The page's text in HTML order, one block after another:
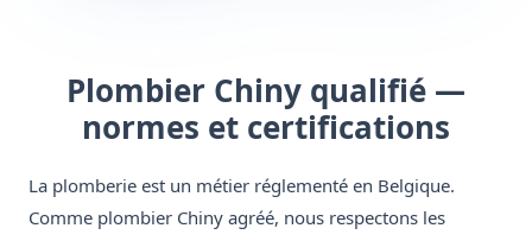
Plombier Chiny qualifié —
normes et certifications
La plomberie est un métier réglementé en Belgique.
Comme plombier Chiny agréé, nous respectons les